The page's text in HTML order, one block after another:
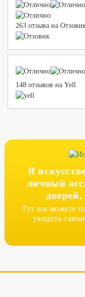
263 отзыва на
148 отзывов на Yell
Я
личный
Тут вы можете
увидеть